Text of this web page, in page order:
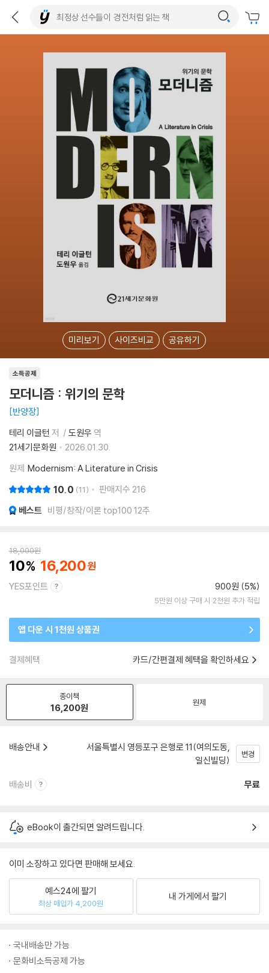
미리보기 사이즈비교 공유하기
소득공제
모더니즘 : 위기의 문학
반양장
테리 이글턴 저 도원우 역
21세기문화원
2026.01.30.
원제 Modernism: A Literature in Crisis
10.0 11 판매지수 216
베스트 비평/창작/이론 top100 12주
18,000원
10 16,200
YES포인트 900원 (5%)
5만원 이상 구매 시 2천원 추가 적립
앱 다운 시 1천원 상품권
결제혜택 카드/간편결제 혜택을 확인하세요
종이책
16,200원 원제
배송안내
서울특별시 영등포구 은행로 11(여의도동,
일신빌딩)
변경
배송비 무료
eBook이 출간되면 알려드립니다.
이미 소장하고 있다면 판매해 보세요.
예스24에 팔기
최상 매입가 4,200원
내 가게에서 팔기
국내배송만 가능
문화비소득공제 가능